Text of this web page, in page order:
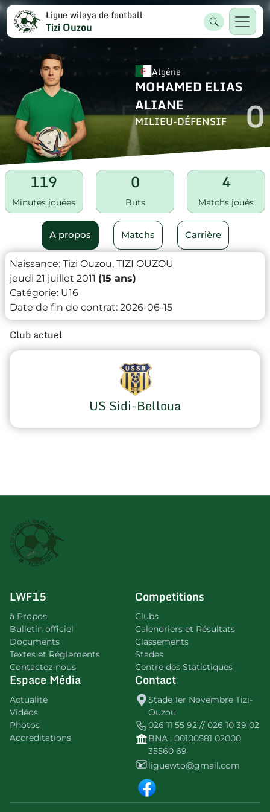
Ligue wilaya de football
Tizi Ouzou
Algérie
MOHAMED ELIAS
ALIANE
MILIEU-DÉFENSIF 0
119
Minutes jouées
0
Buts
4
Matchs joués
A propos Matchs Carrière
Naissance: Tizi Ouzou, TIZI OUZOU
jeudi 21 juillet 2011 (15 ans)
Catégorie: U16
Date de fin de contrat: 2026-06-15
Club actuel
US Sidi-Belloua
LWF15
à Propos
Bulletin officiel
Documents
Textes et Réglements
Contactez-nous
Competitions
Clubs
Calendriers et Résultats
Classements
Stades
Centre des Statistiques
Espace Média
Actualité
Vidéos
Photos
Accreditations
Contact
Stade 1er Novembre Tizi-
Ouzou
026 11 55 92 // 026 10 39 02
BNA : 00100581 02000
35560 69
liguewto@gmail.com